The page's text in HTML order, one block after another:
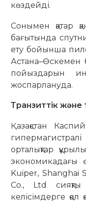
көздейді.
Сонымен қатар
бағытында
ету бойынша
Астана–Өскемен
пойыздарын
жоспарлануда.
Транзиттік
Қазақстан
орталықтар
экономикадағы
Kuiper, Shanghai
Co., Ltd сияқты
келісімдерге қол